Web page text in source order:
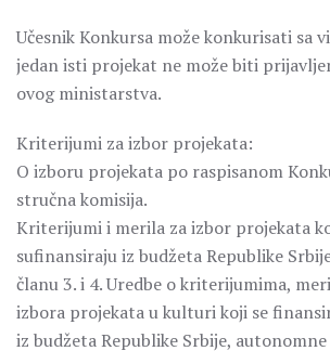
Učesnik Konkursa može konkurisati sa
jedan isti projekat ne može biti
ovog ministarstva.
Kriterijumi za izbor projekata:
O izboru projekata po raspisanom
stručna komisija.
Kriterijumi i merila za izbor projekata
sufinansiraju iz budžeta Republike
članu 3. i 4. Uredbe o kriterijumima,
izbora projekata u kulturi koji se
iz budžeta Republike Srbije,